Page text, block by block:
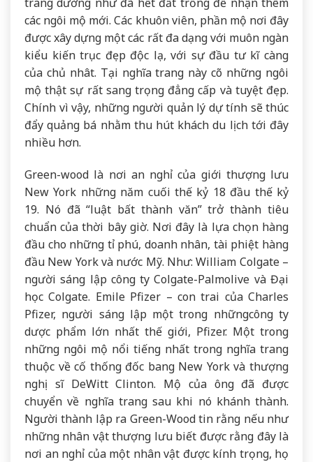
các ngôi mộ mới. Các khuôn viên, phần mộ nơi đây
được xây dựng một các rất đa dạng với muôn ngàn
kiểu kiến trục đẹp độc lạ, với sự đầu tư kĩ càng
của chủ nhât. Tại nghĩa trang này cõ những ngôi
mộ thật sự rất sang trọng đẳng cấp và tuyệt đẹp.
Chính vì vậy, những người quản lý dự tính sẽ thúc
đẩy quảng bá nhằm thu hút khách du lịch tới đây
nhiều hơn.
Green-wood là nơi an nghỉ của giới thượng lưu
New York những năm cuối thế kỷ 18 đầu thế kỷ
19. Nó đã “luật bất thành văn” trở thành tiêu
chuẩn của thời bây giờ. Nơi đây là lựa chọn hàng
đầu cho những tỉ phú, doanh nhân, tài phiệt hàng
đầu New York và nước Mỹ. Như: William Colgate –
người sáng lập công ty Colgate-Palmolive và Đại
học Colgate. Emile Pfizer – con trai của Charles
Pfizer, người sáng lập một trong nhữngcông ty
dược phẩm lớn nhất thế giới, Pfizer. Một trong
những ngôi mộ nổi tiếng nhất trong nghĩa trang
thuộc về cố thống đốc bang New York và thượng
nghị sĩ DeWitt Clinton. Mộ của ông đã được
chuyển về nghĩa trang sau khi nó khánh thành.
Người thành lập ra Green-Wood tin rằng nếu như
những nhân vật thượng lưu biết được rằng đây là
nơi an nghỉ của một nhân vật được kính trọng, họ